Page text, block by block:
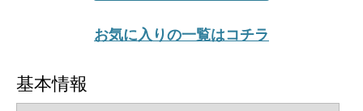
お気に入りの一覧はコチラ
基本情報